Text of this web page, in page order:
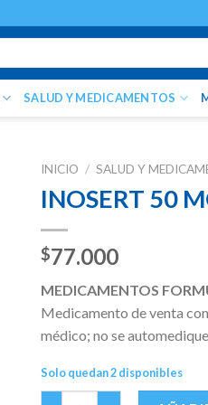
SALUD Y MEDICAMENTOS
INICIO / SALUD Y
INOSERT 50
$77.000
MEDICAMENTOS
Medicamento de venta
médico; no se automedique.
Solo quedan 2 disponibles
INOSERT 50 MG CAJA X 30